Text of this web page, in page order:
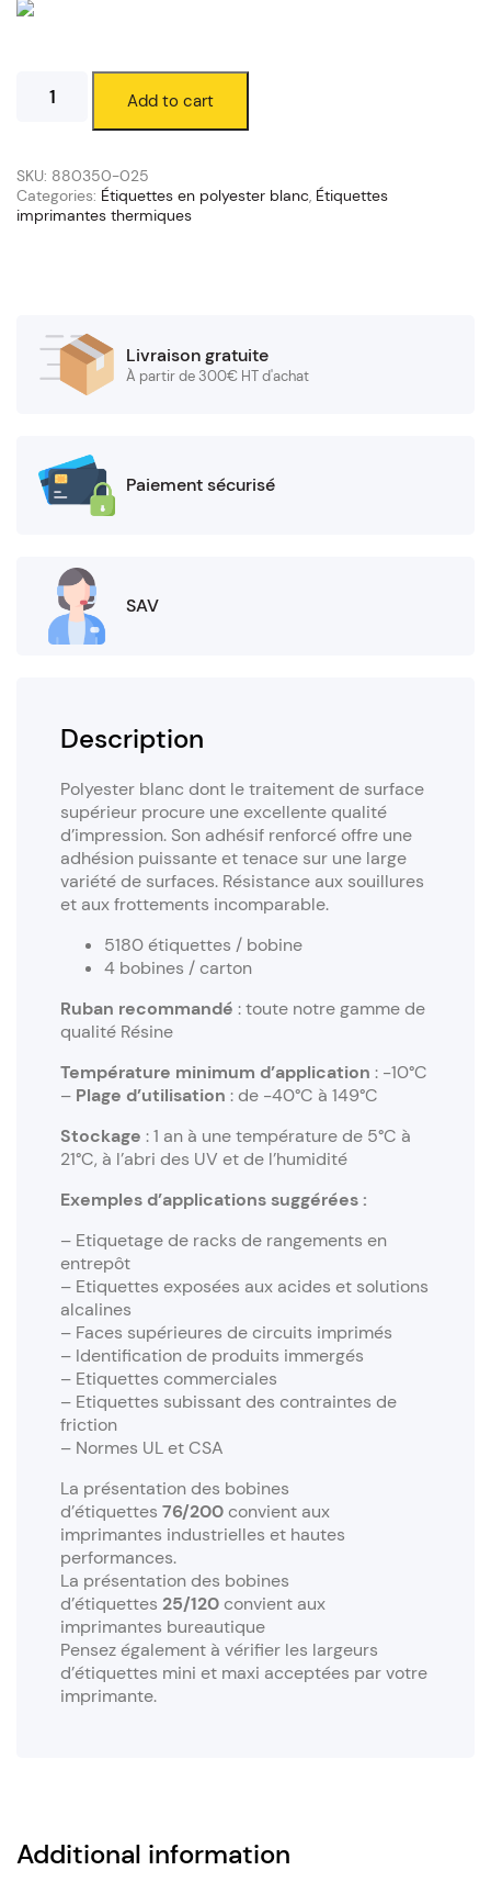
polyester
x
25
mm
Add to cart
SKU: 880350-025
Categories: Étiquettes en polyester blanc, Étiquettes
imprimantes thermiques
Livraison gratuite
À partir de 300€ HT d'achat
Paiement sécurisé
SAV
Description
Polyester blanc dont le traitement de surface
supérieur procure une excellente qualité
d’impression. Son adhésif renforcé offre une
adhésion puissante et tenace sur une large
variété de surfaces. Résistance aux souillures
et aux frottements incomparable.
5180 étiquettes / bobine
4 bobines / carton
Ruban recommandé : toute notre gamme de
qualité Résine
Température minimum d’application : -10°C
– Plage d’utilisation : de -40°C à 149°C
Stockage : 1 an à une température de 5°C à
21°C, à l’abri des UV et de l’humidité
Exemples d’applications suggérées :
– Etiquetage de racks de rangements en
entrepôt
– Etiquettes exposées aux acides et solutions
alcalines
– Faces supérieures de circuits imprimés
– Identification de produits immergés
– Etiquettes commerciales
– Etiquettes subissant des contraintes de
friction
– Normes UL et CSA
La présentation des bobines
d’étiquettes 76/200convient aux
imprimantes industrielles et hautes
performances.
La présentation des bobines
d’étiquettes 25/120convient aux
imprimantes bureautique
Pensez également à vérifier les largeurs
d’étiquettes mini et maxi acceptées par votre
imprimante.
Additional information